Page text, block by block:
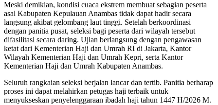
Meski demikian, kondisi cuaca ekstrem membuat sebagian peserta
asal Kabupaten Kepulauan Anambas tidak dapat hadir secara
langsung akibat gelombang laut tinggi. Setelah berkoordinasi
dengan panitia pusat, seleksi bagi peserta dari wilayah tersebut
difasilitasi secara daring. Ujian berlangsung dengan pengawasan
ketat dari Kementerian Haji dan Umrah RI di Jakarta, Kantor
Wilayah Kementerian Haji dan Umrah Kepri, serta Kantor
Kementerian Haji dan Umrah Kabupaten Anambas.
Seluruh rangkaian seleksi berjalan lancar dan tertib. Panitia berharap
proses ini dapat melahirkan petugas haji terbaik untuk
menyukseskan penyelenggaraan ibadah haji tahun 1447 H/2026 M.